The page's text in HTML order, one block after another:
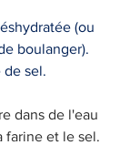
(ou
boulanger).
de sel.
dans de l'eau
farine et le sel.